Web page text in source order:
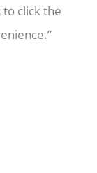
to click the